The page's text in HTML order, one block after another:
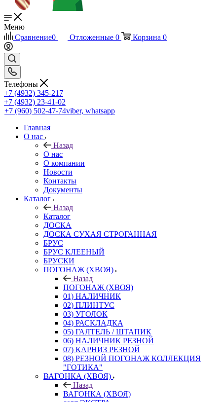
Меню
Сравнение0 Отложенные 0 Корзина 0
Телефоны
+7 (4932) 345-217
+7 (4932) 23-41-02
+7 (960) 502-47-74viber, whatsapp
Главная
О нас
Назад
О нас
О компании
Новости
Контакты
Документы
Каталог
Назад
Каталог
ДОСКА
ДОСКА СУХАЯ СТРОГАННАЯ
БРУС
БРУС КЛЕЕНЫЙ
БРУСКИ
ПОГОНАЖ (ХВОЯ)
Назад
ПОГОНАЖ (ХВОЯ)
01) НАЛИЧНИК
02) ПЛИНТУС
03) УГОЛОК
04) РАСКЛАДКА
05) ГАЛТЕЛЬ / ШТАПИК
06) НАЛИЧНИК РЕЗНОЙ
07) КАРНИЗ РЕЗНОЙ
08) РЕЗНОЙ ПОГОНАЖ КОЛЛЕКЦИЯ
"ГОТИКА"
ВАГОНКА (ХВОЯ)
Назад
ВАГОНКА (ХВОЯ)